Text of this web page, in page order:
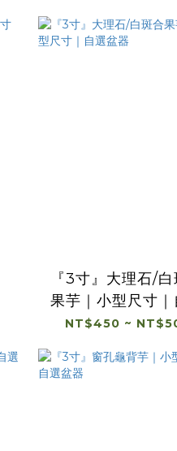
『3寸』大理石/
果芋｜小型尺寸｜
盆器
NT$450 ~